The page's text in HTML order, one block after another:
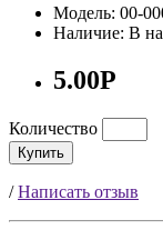
Модель: 00-
Наличие: В
5.00Р
Количество
Купить
/Написать отзыв